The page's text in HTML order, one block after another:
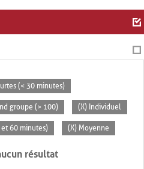
(< 30 minutes)
groupe (> 100) (X) Individuel
60 minutes) (X) Moyenne
résultat